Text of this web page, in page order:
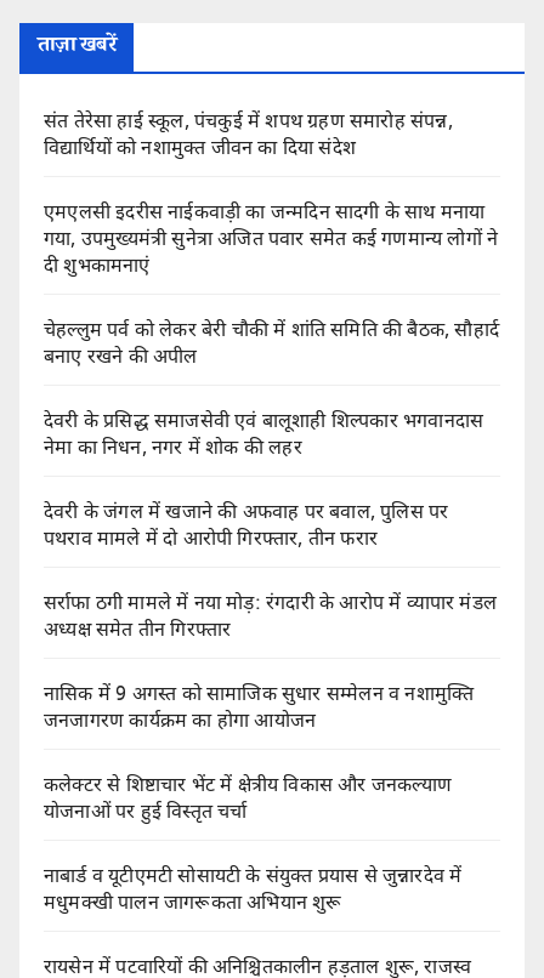
ताज़ा खबरें
संत तेरेसा हाई स्कूल, पंचकुई में शपथ ग्रहण समारोह संपन्न,
विद्यार्थियों को नशामुक्त जीवन का दिया संदेश
एमएलसी इदरीस नाईकवाड़ी का जन्मदिन सादगी के साथ मनाया
गया, उपमुख्यमंत्री सुनेत्रा अजित पवार समेत कई गणमान्य लोगों ने
दी शुभकामनाएं
चेहल्लुम पर्व को लेकर बेरी चौकी में शांति समिति की बैठक, सौहार्द
बनाए रखने की अपील
देवरी के प्रसिद्ध समाजसेवी एवं बालूशाही शिल्पकार भगवानदास
नेमा का निधन, नगर में शोक की लहर
देवरी के जंगल में खजाने की अफवाह पर बवाल, पुलिस पर
पथराव मामले में दो आरोपी गिरफ्तार, तीन फरार
सर्राफा ठगी मामले में नया मोड़: रंगदारी के आरोप में व्यापार मंडल
अध्यक्ष समेत तीन गिरफ्तार
नासिक में 9 अगस्त को सामाजिक सुधार सम्मेलन व नशामुक्ति
जनजागरण कार्यक्रम का होगा आयोजन
कलेक्टर से शिष्टाचार भेंट में क्षेत्रीय विकास और जनकल्याण
योजनाओं पर हुई विस्तृत चर्चा
नाबार्ड व यूटीएमटी सोसायटी के संयुक्त प्रयास से जुन्नारदेव में
मधुमक्खी पालन जागरूकता अभियान शुरू
रायसेन में पटवारियों की अनिश्चितकालीन हड़ताल शुरू, राजस्व